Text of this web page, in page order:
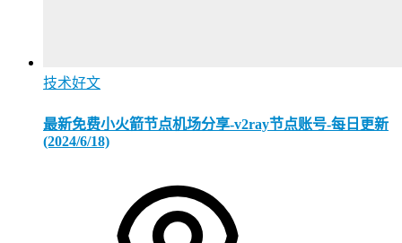
技术好文
最新免费小火箭节点机场分享-v2ray节点账号-每日更新
(2024/6/18)